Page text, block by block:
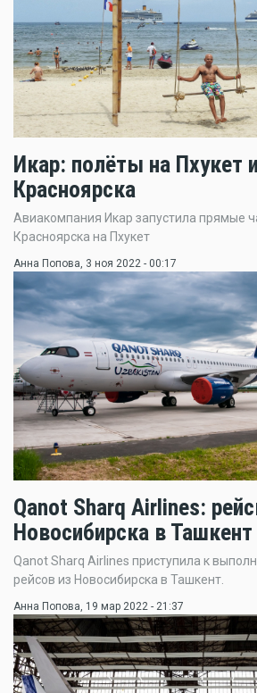
Икар: полёты на Пхукет
Красноярска
Авиакомпания Икар запустила прямые
Красноярска на Пхукет
Анна Попова , 3 ноя 2022 - 00:17
Qanot Sharq Airlines:
Новосибирска в Ташкент
Qanot Sharq Airlines приступила к
рейсов из Новосибирска в Ташкент.
Анна Попова, 19 мар 2022 - 21:37